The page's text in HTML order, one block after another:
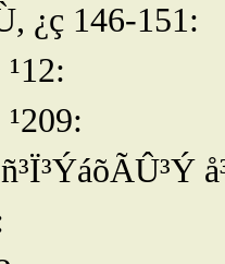
¿ç 146-151:
¹12:
¹209: